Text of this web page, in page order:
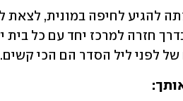
לפני ליל הסדר הם הכי קשים.